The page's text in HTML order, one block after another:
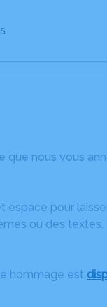
que nous vous
espace pour
ou des
hommage est